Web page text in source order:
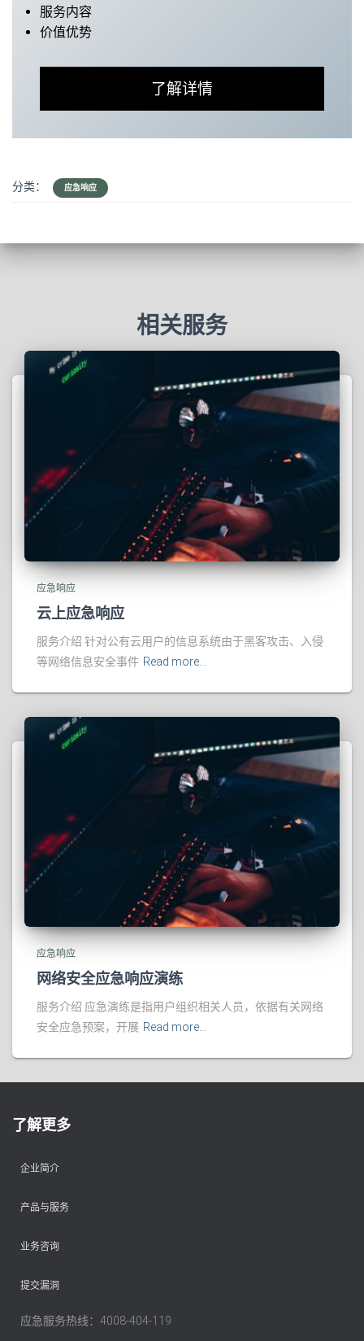
服务内容
价值优势
了解详情
分类： 应急响应
相关服务
应急响应
云上应急响应
服务介绍 针对公有云用户的信息系统由于黑客攻击、入侵
等网络信息安全事件 Read more…
应急响应
网络安全应急响应演练
服务介绍 应急演练是指用户组织相关人员，依据有关网络
安全应急预案，开展 Read more…
了解更多
企业简介
产品与服务
业务咨询
提交漏洞
应急服务热线：4008-404-119